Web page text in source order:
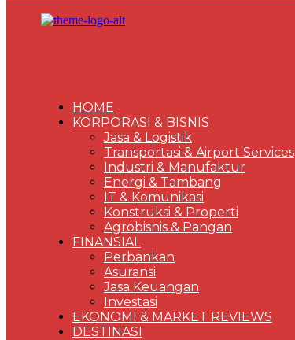
HOME
KORPORASI & BISNIS
Jasa & Logistik
Transportasi & Airport Services
Industri & Manufaktur
Energi & Tambang
IT & Komunikasi
Konstruksi & Properti
Agrobisnis & Pangan
FINANSIAL
Perbankan
Asuransi
Jasa Keuangan
Investasi
EKONOMI & MARKET REVIEWS
DESTINASI